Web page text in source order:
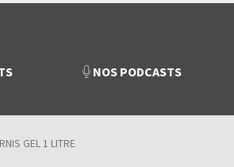
NOS PODCASTS
GEL 1 LITRE